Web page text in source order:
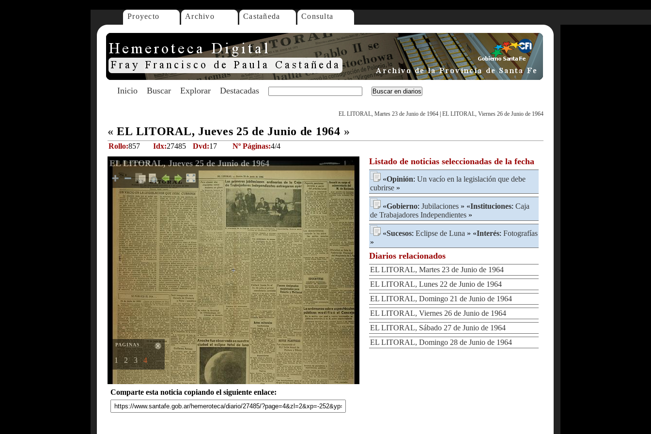
Proyecto Archivo Castañeda Consulta
Inicio Buscar Explorar Destacadas
EL LITORAL, Martes 23 de Junio de 1964 EL LITORAL, Viernes 26 de Junio de 1964
« EL LITORAL, Jueves 25 de Junio de 1964 »
Rollo:857 Idx:27485 Dvd:17 Nº Páginas:4/4
EL LITORAL, Jueves 25 de Junio de 1964
PAGINAS
1 2 3 4
Comparte esta noticia copiando el siguiente enlace:
Listado de noticias seleccionadas de la fecha
«Opinión: Un vacío en la legislación que debe
cubrirse »
«Gobierno: Jubilaciones » «Instituciones: Caja
de Trabajadores Independientes »
«Sucesos: Eclipse de Luna » «Interés: Fotografías
»
Diarios relacionados
EL LITORAL, Martes 23 de Junio de 1964
EL LITORAL, Lunes 22 de Junio de 1964
EL LITORAL, Domingo 21 de Junio de 1964
EL LITORAL, Viernes 26 de Junio de 1964
EL LITORAL, Sábado 27 de Junio de 1964
EL LITORAL, Domingo 28 de Junio de 1964